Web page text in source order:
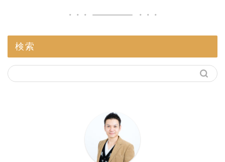
検索